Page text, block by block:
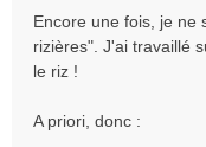
Encore une fois, je ne
rizières". J'ai travaillé
le riz !
A priori, donc :